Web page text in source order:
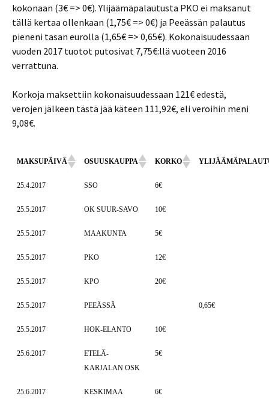
kokonaan (3€ => 0€). Ylijäämäpalautusta PKO ei maksanut
tällä kertaa ollenkaan (1,75€ => 0€) ja Peeässän palautus
pieneni tasan eurolla (1,65€ => 0,65€). Kokonaisuudessaan
vuoden 2017 tuotot putosivat 7,75€:llä vuoteen 2016
verrattuna.
Korkoja maksettiin kokonaisuudessaan 121€ edestä,
verojen jälkeen tästä jää käteen 111,92€, eli veroihin meni
9,08€.
MAKSUPÄIVÄ OSUUSKAUPPA KORKO
25.4.2017 SSO 6€
25.5.2017 OK SUUR-SAVO 10€
25.5.2017 MAAKUNTA 5€
25.5.2017 PKO 12€
25.5.2017 KPO 20€
25.5.2017 PEEÄSSÄ 0,65€
25.5.2017 HOK-ELANTO 10€
25.6.2017
ETELÄ-
KARJALAN OSK
5€
25.6.2017 KESKIMAA 6€